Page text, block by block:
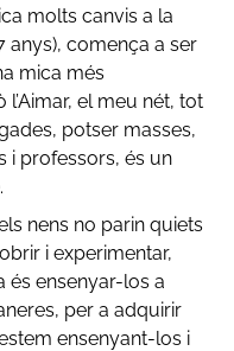
molts canvis a la
anys), comença a ser
mica més
el meu nét, tot
potser masses,
i professors, és un
nens no parin quiets
i experimentar,
és ensenyar-los a
per a adquirir
ensenyant-los i